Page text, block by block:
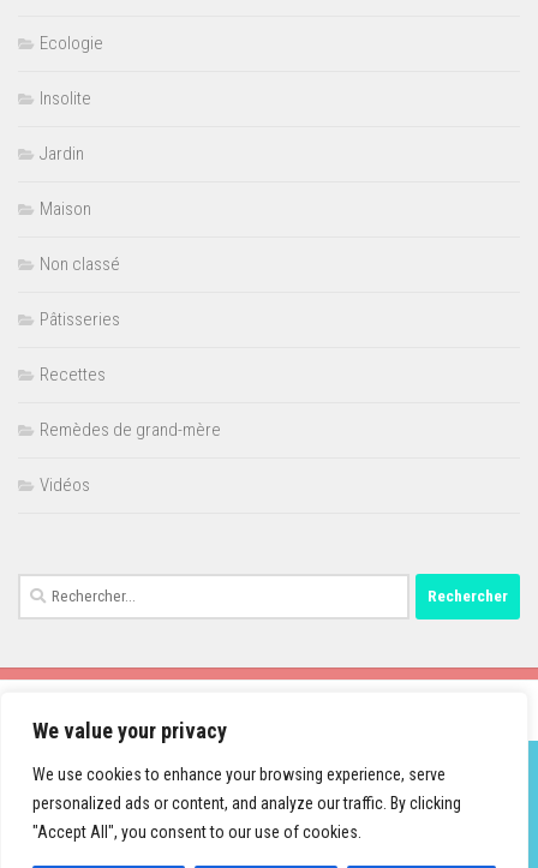
We value your privacy
We use cookies to enhance your browsing experience, serve
personalized ads or content, and analyze our traffic. By clicking
"Accept All", you consent to our use of cookies.
Ecologie
Insolite
Jardin
Maison
Non classé
Pâtisseries
Recettes
Remèdes de grand-mère
Vidéos
Rechercher :
Fièrement propulsé par - Conçu par